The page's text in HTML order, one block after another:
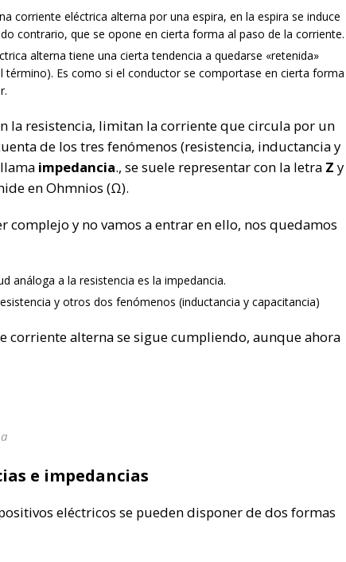
corriente eléctrica alterna por una espira, en la espira se induce
contrario, que se opone en cierta forma al paso de la corriente.
alterna tiene una cierta tendencia a quedarse «retenida»
término). Es como si el conductor se comportase en cierta forma
la resistencia, limitan la corriente que circula por un
de los tres fenómenos (resistencia, inductancia y
impedancia., se suele representar con la letra Z y
en Ohmnios (Ω).
complejo y no vamos a entrar en ello, nos quedamos
análoga a la resistencia es la impedancia.
y otros dos fenómenos (inductancia y capacitancia)
corriente alterna se sigue cumpliendo, aunque ahora
e impedancias
eléctricos se pueden disponer de dos formas